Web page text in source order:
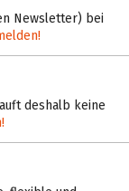
Newsletter) bei
deshalb keine